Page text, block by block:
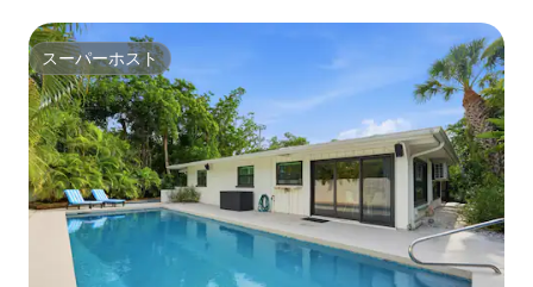
スーパーホスト
スーパーホスト